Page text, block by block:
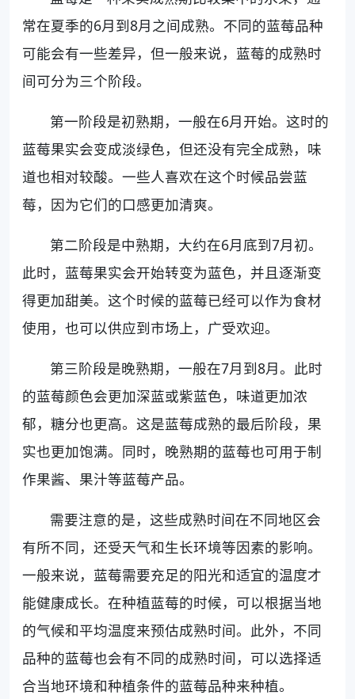
常在夏季的6月到8月之间成熟。不同的蓝莓品种
可能会有一些差异，但一般来说，蓝莓的成熟时
间可分为三个阶段。
第一阶段是初熟期，一般在6月开始。这时的
蓝莓果实会变成淡绿色，但还没有完全成熟，味
道也相对较酸。一些人喜欢在这个时候品尝蓝
莓，因为它们的口感更加清爽。
第二阶段是中熟期，大约在6月底到7月初。
此时，蓝莓果实会开始转变为蓝色，并且逐渐变
得更加甜美。这个时候的蓝莓已经可以作为食材
使用，也可以供应到市场上，广受欢迎。
第三阶段是晚熟期，一般在7月到8月。此时
的蓝莓颜色会更加深蓝或紫蓝色，味道更加浓
郁，糖分也更高。这是蓝莓成熟的最后阶段，果
实也更加饱满。同时，晚熟期的蓝莓也可用于制
作果酱、果汁等蓝莓产品。
需要注意的是，这些成熟时间在不同地区会
有所不同，还受天气和生长环境等因素的影响。
一般来说，蓝莓需要充足的阳光和适宜的温度才
能健康成长。在种植蓝莓的时候，可以根据当地
的气候和平均温度来预估成熟时间。此外，不同
品种的蓝莓也会有不同的成熟时间，可以选择适
合当地环境和种植条件的蓝莓品种来种植。